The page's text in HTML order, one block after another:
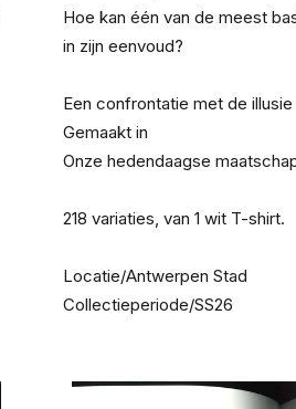
Hoe kan één van de meest
in zijn eenvoud?
Een confrontatie met de
Gemaakt in
Onze hedendaagse
218 variaties, van 1 wit T-shirt.
Locatie/Antwerpen Stad
Collectieperiode/SS26